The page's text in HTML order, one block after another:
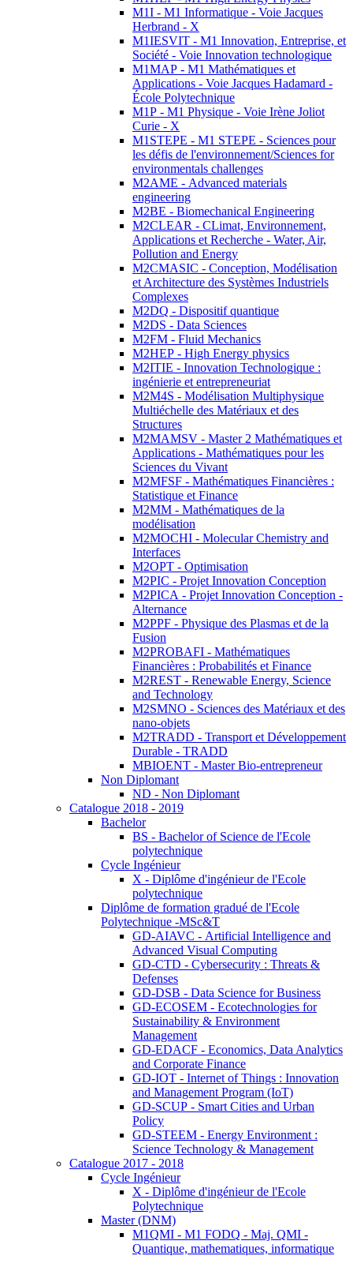
M1I - M1 Informatique - Voie Jacques
Herbrand - X
M1IESVIT - M1 Innovation, Entreprise, et
Société - Voie Innovation technologique
M1MAP - M1 Mathématiques et
Applications - Voie Jacques Hadamard -
École Polytechnique
M1P - M1 Physique - Voie Irène Joliot
Curie - X
M1STEPE - M1 STEPE - Sciences pour
les défis de l'environnement/Sciences for
environmentals challenges
M2AME - Advanced materials
engineering
M2BE - Biomechanical Engineering
M2CLEAR - CLimat, Environnement,
Applications et Recherche - Water, Air,
Pollution and Energy
M2CMASIC - Conception, Modélisation
et Architecture des Systèmes Industriels
Complexes
M2DQ - Dispositif quantique
M2DS - Data Sciences
M2FM - Fluid Mechanics
M2HEP - High Energy physics
M2ITIE - Innovation Technologique :
ingénierie et entrepreneuriat
M2M4S - Modélisation Multiphysique
Multiéchelle des Matériaux et des
Structures
M2MAMSV - Master 2 Mathématiques et
Applications - Mathématiques pour les
Sciences du Vivant
M2MFSF - Mathématiques Financières :
Statistique et Finance
M2MM - Mathématiques de la
modélisation
M2MOCHI - Molecular Chemistry and
Interfaces
M2OPT - Optimisation
M2PIC - Projet Innovation Conception
M2PICA - Projet Innovation Conception -
Alternance
M2PPF - Physique des Plasmas et de la
Fusion
M2PROBAFI - Mathématiques
Financières : Probabilités et Finance
M2REST - Renewable Energy, Science
and Technology
M2SMNO - Sciences des Matériaux et des
nano-objets
M2TRADD - Transport et Développement
Durable - TRADD
MBIOENT - Master Bio-entrepreneur
Non Diplomant
ND - Non Diplomant
Catalogue 2018 - 2019
Bachelor
BS - Bachelor of Science de l'Ecole
polytechnique
Cycle Ingénieur
X - Diplôme d'ingénieur de l'Ecole
polytechnique
Diplôme de formation gradué de l'Ecole
Polytechnique -MSc&T
GD-AIAVC - Artificial Intelligence and
Advanced Visual Computing
GD-CTD - Cybersecurity : Threats &
Defenses
GD-DSB - Data Science for Business
GD-ECOSEM - Ecotechnologies for
Sustainability & Environment
Management
GD-EDACF - Economics, Data Analytics
and Corporate Finance
GD-IOT - Internet of Things : Innovation
and Management Program (IoT)
GD-SCUP - Smart Cities and Urban
Policy
GD-STEEM - Energy Environment :
Science Technology & Management
Catalogue 2017 - 2018
Cycle Ingénieur
X - Diplôme d'ingénieur de l'Ecole
Polytechnique
Master (DNM)
M1QMI - M1 FODQ - Maj. QMI -
Quantique, mathematiques, informatique